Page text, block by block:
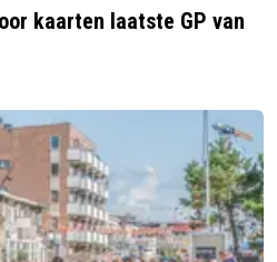
kaarten laatste GP van